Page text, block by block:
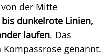
der Mitte
dunkelrote Linien,
laufen. Das
genannt.